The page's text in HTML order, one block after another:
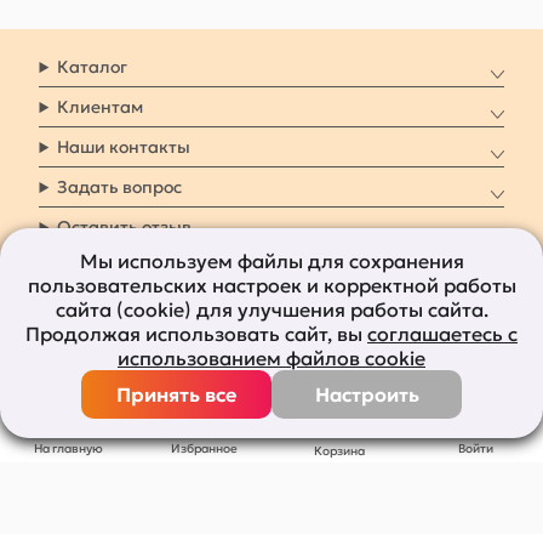
На главную Избранное Корзина Войти
Каталог
Клиентам
Наши контакты
Задать вопрос
Оставить отзыв
8 800 7009 161 Заказать звонок
Наши социальные
сети
Все права защищены © 2011-2026bolshepodarkov.ru
Мы используем файлы для сохранения
пользовательских настроек и корректной работы
сайта (cookie) для улучшения работы сайта.
Продолжая использовать сайт, вы соглашаетесь с
использованием файлов cookie
Принять все
Настроить